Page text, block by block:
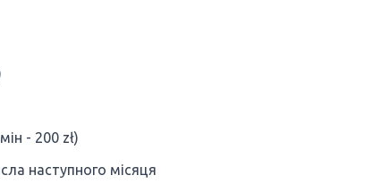
- 200 zł)
наступного місяця